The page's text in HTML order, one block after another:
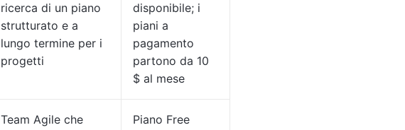
ricerca di un piano
strutturato e a
lungo termine per i
progetti
disponibile; i
piani a
pagamento
partono da 10
$ al mese
Team Agile che
Piano Free